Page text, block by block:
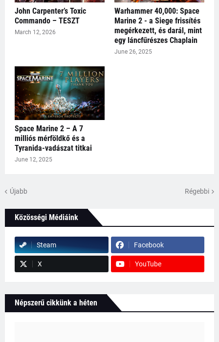
John Carpenter’s Toxic
Commando – TESZT
March 12, 2026
Warhammer 40,000: Space
Marine 2 - a Siege frissítés
megérkezett, és darál, mint
egy láncfűrészes Chaplain
June 26, 2025
Space Marine 2 – A 7
milliós mérföldkő és a
Tyranida-vadászat titkai
June 12, 2025
Újabb Régebbi
Közösségi Médiáink
Steam Facebook
X YouTube
Népszerű cikkünk a héten